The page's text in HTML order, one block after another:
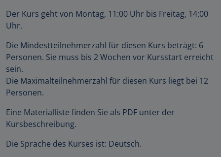
Der Kurs geht von Montag, 11:00 Uhr bis Freitag, 14:00
Uhr.
Die Mindestteilnehmerzahl für diesen Kurs beträgt: 6
Personen. Sie muss bis 2 Wochen vor Kursstart erreicht
sein.
Die Maximalteilnehmerzahl für diesen Kurs liegt bei 12
Personen.
Eine Materialliste finden Sie als PDF unter der
Kursbeschreibung.
Die Sprache des Kurses ist: Deutsch.